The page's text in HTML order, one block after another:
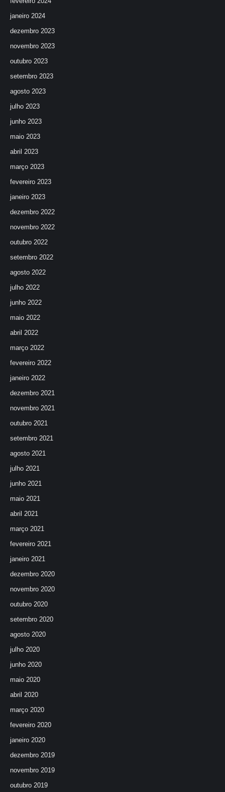
janeiro 2024
dezembro 2023
novembro 2023
outubro 2023
setembro 2023
agosto 2023
julho 2023
junho 2023
maio 2023
abril 2023
março 2023
fevereiro 2023
janeiro 2023
dezembro 2022
novembro 2022
outubro 2022
setembro 2022
agosto 2022
julho 2022
junho 2022
maio 2022
abril 2022
março 2022
fevereiro 2022
janeiro 2022
dezembro 2021
novembro 2021
outubro 2021
setembro 2021
agosto 2021
julho 2021
junho 2021
maio 2021
abril 2021
março 2021
fevereiro 2021
janeiro 2021
dezembro 2020
novembro 2020
outubro 2020
setembro 2020
agosto 2020
julho 2020
junho 2020
maio 2020
abril 2020
março 2020
fevereiro 2020
janeiro 2020
dezembro 2019
novembro 2019
outubro 2019